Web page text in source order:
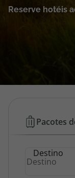
Área de
Reserve hotéis
Hotéis
Pacotes
Destino